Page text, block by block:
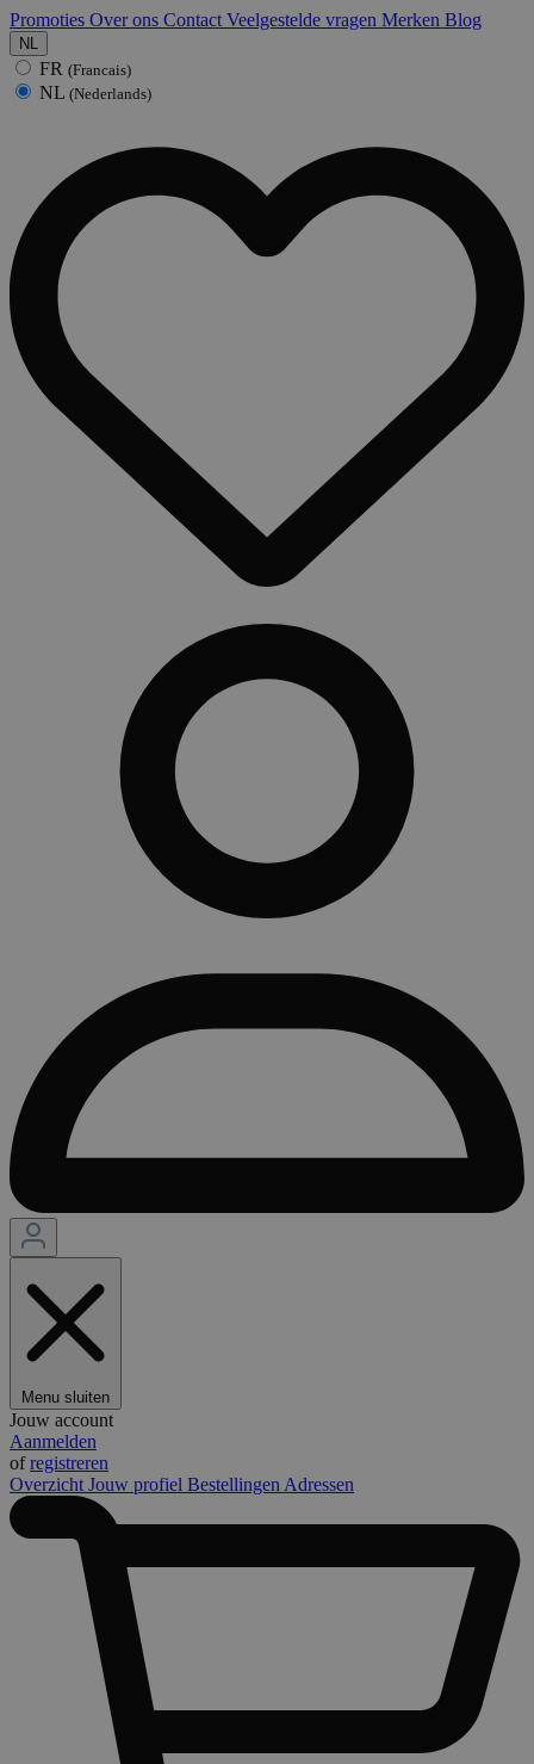
Promoties Over ons Contact Veelgestelde vragen Merken Blog
NL
FR (Francais)
NL (Nederlands)
Menu sluiten
Jouw account
Aanmelden
ofregistreren
Overzicht Jouw profiel Bestellingen Adressen